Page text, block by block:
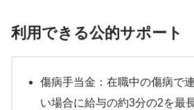
利用できる公的サポート
傷病手当金：在職中の傷病で
い場合に給与の約3分の2を最